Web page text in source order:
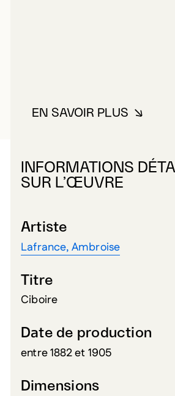
EN SAVOIR PLUSÀ PROPOS DE
INFORMATIONS
SUR L’ŒUVRE
Artiste
Lafrance, Ambroise
Titre
Ciboire
Date de production
entre 1882 et 1905
Dimensions